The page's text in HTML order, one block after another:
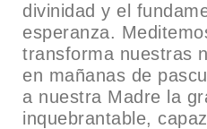
divinidad y el
esperanza.
transforma nuestras
en mañanas de
a nuestra Madre la
inquebrantable,